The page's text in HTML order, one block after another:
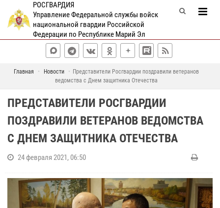
РОСГВАРДИЯ
Управление Федеральной службы войск
национальной гвардии Российской
Федерации по Республике Марий Эл
Главная Новости
Представители Росгвардии поздравили ветеранов
ведомства с Днем защитника Отечества
ПРЕДСТАВИТЕЛИ РОСГВАРДИИ
ПОЗДРАВИЛИ ВЕТЕРАНОВ ВЕДОМСТВА
С ДНЕМ ЗАЩИТНИКА ОТЕЧЕСТВА
24 февраля 2021, 06:50